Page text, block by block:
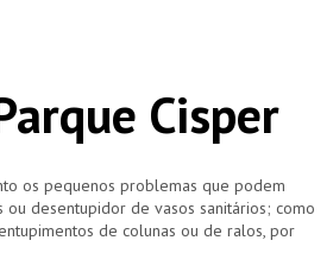
Cisper
os pequenos problemas que podem
desentupidor de vasos sanitários; como
de colunas ou de ralos, por